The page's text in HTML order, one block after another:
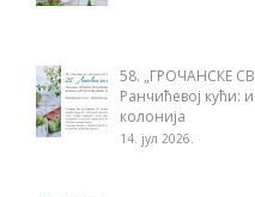
58. „ГРОЧАНСКЕ
Ранчићевој кући:
колонија
14. јул 2026.